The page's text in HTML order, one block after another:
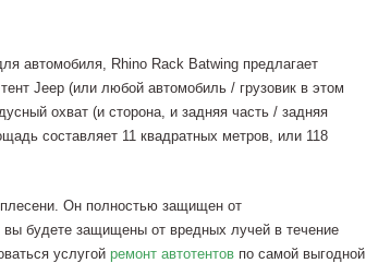
автомобиля, Rhino Rack Batwing предлагает
Jeep (или любой автомобиль / грузовик в этом
охват (и сторона, и задняя часть / задняя
составляет 11 квадратных метров, или 118
Он полностью защищен от
будете защищены от вредных лучей в течение
услугойремонт автотентов по самой выгодной